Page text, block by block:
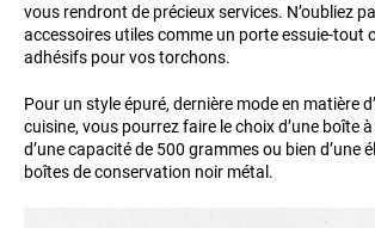
vous rendront de précieux services. N’oubliez
accessoires utiles comme un porte essuie-tout
adhésifs pour vos torchons.
Pour un style épuré, dernière mode en matière
cuisine, vous pourrez faire le choix d’une boîte
d’une capacité de 500 grammes ou bien d’une
boîtes de conservation noir métal.